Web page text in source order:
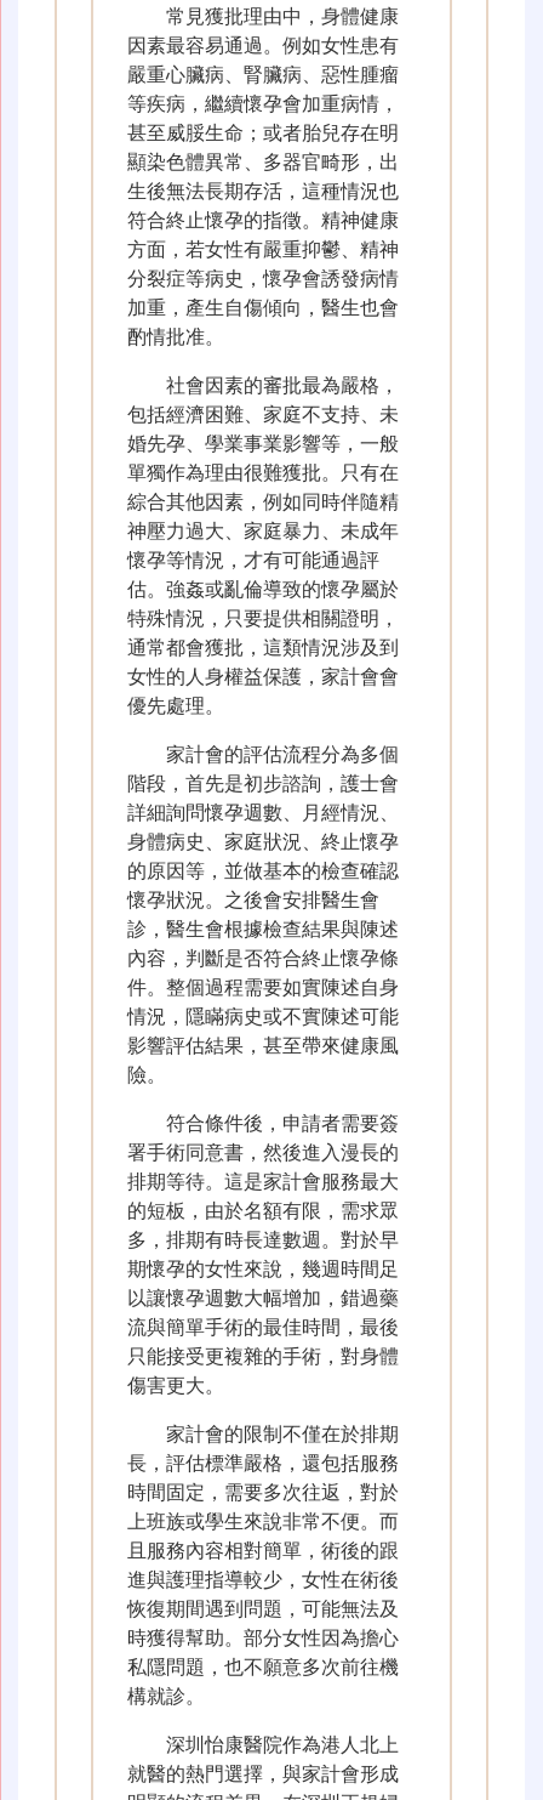
常見獲批理由中，身體健康
因素最容易通過。例如女性患有
嚴重心臟病、腎臟病、惡性腫瘤
等疾病，繼續懷孕會加重病情，
甚至威脮生命；或者胎兒存在明
顯染色體異常、多器官畸形，出
生後無法長期存活，這種情況也
符合終止懷孕的指徵。精神健康
方面，若女性有嚴重抑鬱、精神
分裂症等病史，懷孕會誘發病情
加重，產生自傷傾向，醫生也會
酌情批准。
社會因素的審批最為嚴格，
包括經濟困難、家庭不支持、未
婚先孕、學業事業影響等，一般
單獨作為理由很難獲批。只有在
綜合其他因素，例如同時伴隨精
神壓力過大、家庭暴力、未成年
懷孕等情況，才有可能通過評
估。強姦或亂倫導致的懷孕屬於
特殊情況，只要提供相關證明，
通常都會獲批，這類情況涉及到
女性的人身權益保護，家計會會
優先處理。
家計會的評估流程分為多個
階段，首先是初步諮詢，護士會
詳細詢問懷孕週數、月經情況、
身體病史、家庭狀況、終止懷孕
的原因等，並做基本的檢查確認
懷孕狀況。之後會安排醫生會
診，醫生會根據檢查結果與陳述
內容，判斷是否符合終止懷孕條
件。整個過程需要如實陳述自身
情況，隱瞞病史或不實陳述可能
影響評估結果，甚至帶來健康風
險。
符合條件後，申請者需要簽
署手術同意書，然後進入漫長的
排期等待。這是家計會服務最大
的短板，由於名額有限，需求眾
多，排期有時長達數週。對於早
期懷孕的女性來說，幾週時間足
以讓懷孕週數大幅增加，錯過藥
流與簡單手術的最佳時間，最後
只能接受更複雜的手術，對身體
傷害更大。
家計會的限制不僅在於排期
長，評估標準嚴格，還包括服務
時間固定，需要多次往返，對於
上班族或學生來說非常不便。而
且服務內容相對簡單，術後的跟
進與護理指導較少，女性在術後
恢復期間遇到問題，可能無法及
時獲得幫助。部分女性因為擔心
私隱問題，也不願意多次前往機
構就診。
深圳怡康醫院作為港人北上
就醫的熱門選擇，與家計會形成